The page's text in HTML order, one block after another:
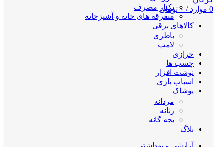
0 موارد / ۰ تومان
یکبار مصرف
متفرقه های خانه و آشپزخانه
کالاهای برقی
باطری
لامپ
خرازی
چسب ها
نوشت افزار
اسباب بازی
پوشاک
مردانه
زنانه
بچه گانه
بلاگ
آرایشی و بهداشتی